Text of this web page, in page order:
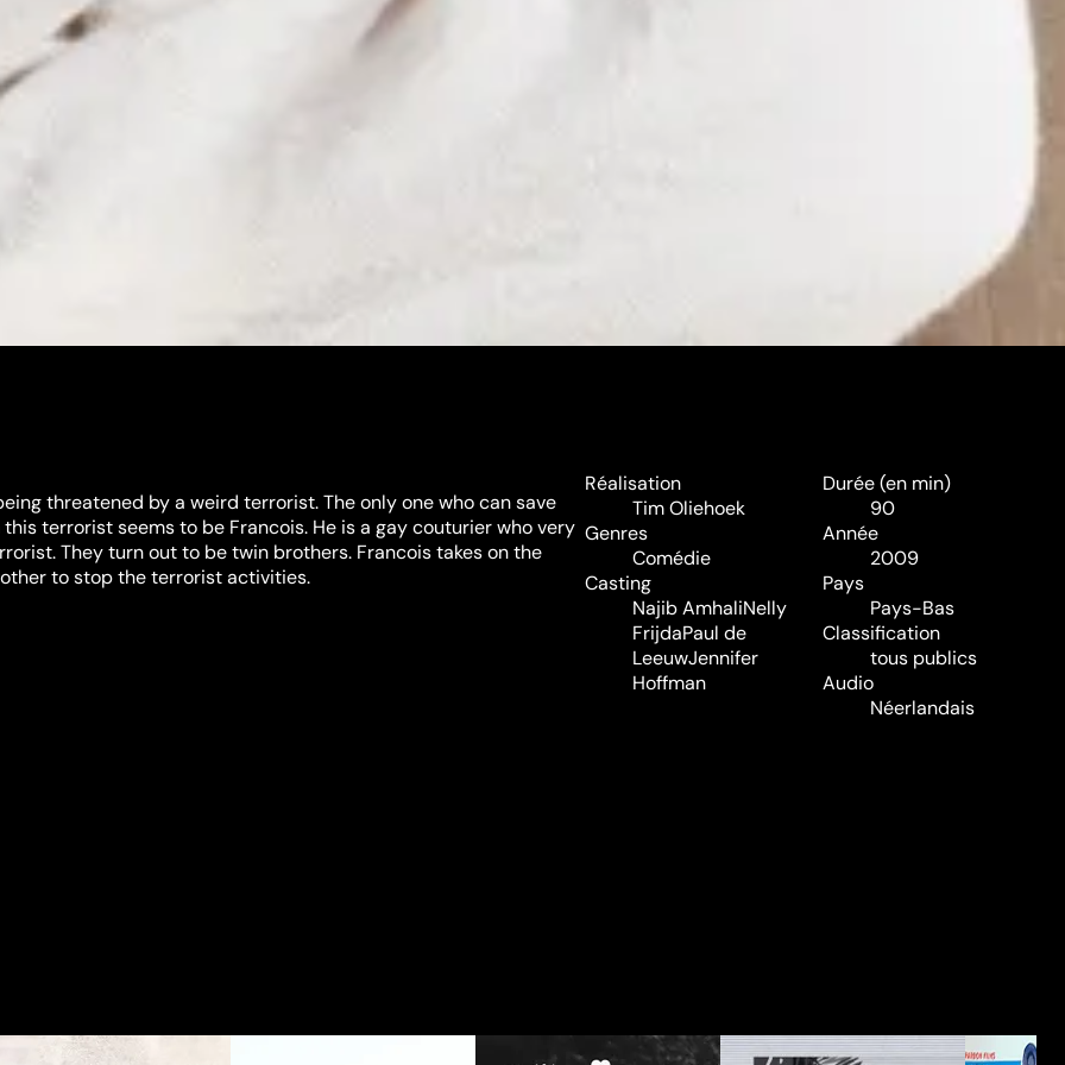
threatened by a weird terrorist. The only one who can save
terrorist seems to be Francois. He is a gay couturier who very
They turn out to be twin brothers. Francois takes on the
to stop the terrorist activities.
Réalisation
Tim Oliehoek
Genres
Comédie
Casting
Najib AmhaliNelly
FrijdaPaul de
LeeuwJennifer
Hoffman
Durée (en min)
90
Année
2009
Pays
Pays-Bas
Classification
tous publics
Audio
Néerlandais